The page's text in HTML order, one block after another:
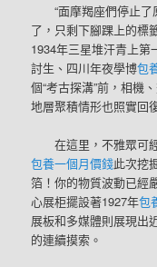
“面摩羯座們停止
了，只剩下腳踝上的標
1934年三星堆汗青上第
討生、四川年夜學博包
個“考古探溝”前，相機
地層聚積情形也照實回
在這里，不雅眾可
包養一個月價錢此次挖
箔！你的物質波動已經
心展柜擺設著1927年包
展板和多媒體則展現出
的連續摸索。